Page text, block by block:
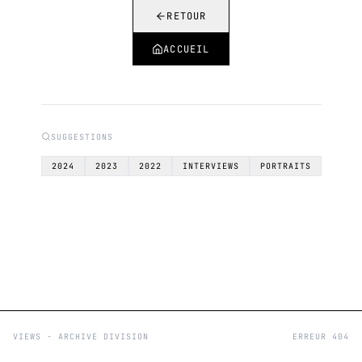
RETOUR
ACCUEIL
SUGGESTIONS
2024 2023 2022 INTERVIEWS PORTRAITS
VIEWS - ARCHIVE DIVISION ERREUR 404